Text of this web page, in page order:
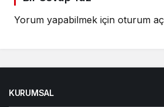
Yorum yapabilmek için oturum
KURUMSAL